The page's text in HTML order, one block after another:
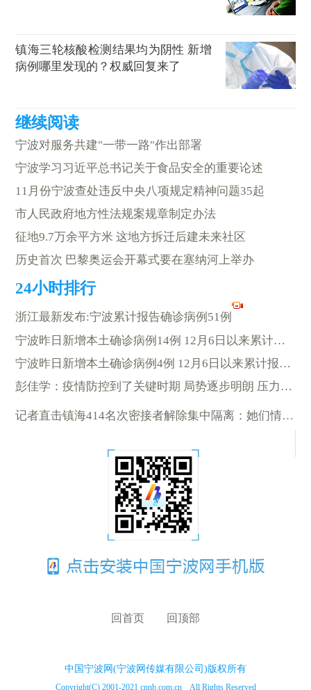
镇海三轮核酸检测结果均为阴性 新增
病例哪里发现的？权威回复来了
宁波对服务共建"一带一路"作出部署
宁波学习习近平总书记关于食品安全的重要论述
11月份宁波查处违反中央八项规定精神问题35起
市人民政府地方性法规案规章制定办法
征地9.7万余平方米 这地方拆迁后建未来社区
历史首次 巴黎奥运会开幕式要在塞纳河上举办
浙江最新发布:宁波累计报告确诊病例51例
宁波昨日新增本土确诊病例14例 12月6日以来累计报告47例
宁波昨日新增本土确诊病例4例 12月6日以来累计报告51例
彭佳学：疫情防控到了关键时期 局势逐步明朗 压力依然很大
记者直击镇海414名次密接者解除集中隔离：她们情不自禁鞠躬
回首页 回顶部
中国宁波网(宁波网传媒有限公司)版权所有
Copyright(C) 2001-2021 cnnb.com.cn All Rights Reserved